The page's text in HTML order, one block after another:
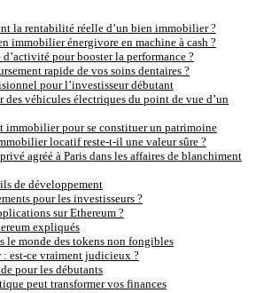
la rentabilité réelle d’un bien immobilier ?
immobilier énergivore en machine à cash ?
pour booster la performance ?
rapide de vos soins dentaires ?
pour l’investisseur débutant
des véhicules électriques du point de vue d’un
immobilier pour se constituer un patrimoine
locatif reste-t-il une valeur sûre ?
agréé à Paris dans les affaires de blanchiment
de développement
pour les investisseurs ?
sur Ethereum ?
expliqués
le monde des tokens non fongibles
: est-ce vraiment judicieux ?
pour les débutants
peut transformer vos finances